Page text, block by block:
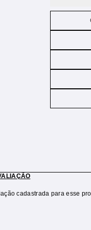
cadastrada para esse